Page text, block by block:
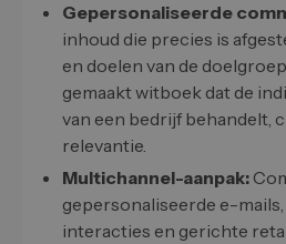
Gepersonaliseerde
inhoud die precies is
en doelen van de
gemaakt witboek dat de
van een bedrijf behandelt,
relevantie.
Multichannel-aanpak:
gepersonaliseerde e-
interacties en gerichte